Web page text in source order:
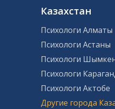
Казахстан
Психологи Алматы
Психологи Астаны
Психологи
Психологи
Психологи Актобе
Другие города